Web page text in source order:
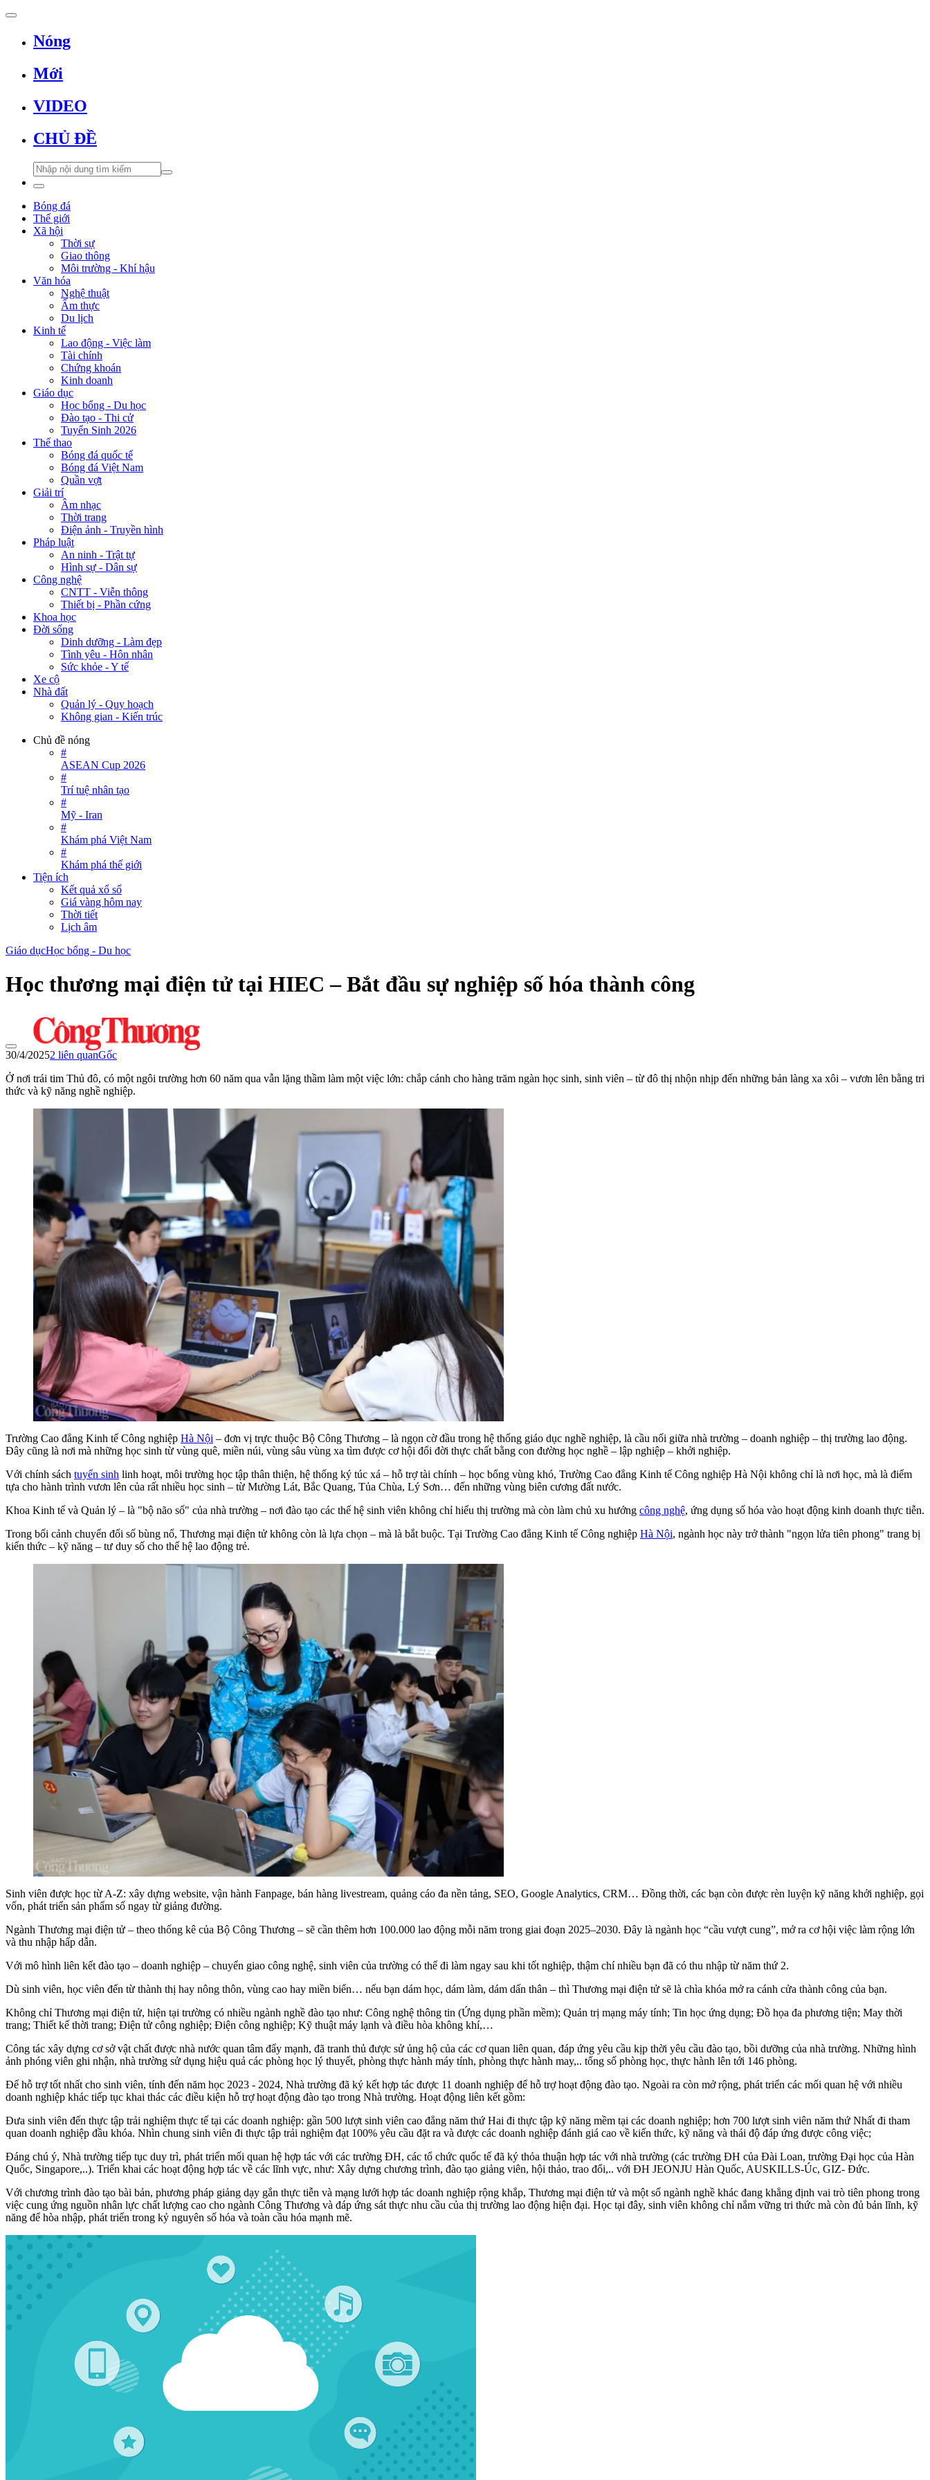
Nóng
Mới
VIDEO
CHỦ ĐỀ
Bóng đá
Thế giới
Xã hội
Thời sự
Giao thông
Môi trường - Khí hậu
Văn hóa
Nghệ thuật
Ẩm thực
Du lịch
Kinh tế
Lao động - Việc làm
Tài chính
Chứng khoán
Kinh doanh
Giáo dục
Học bổng - Du học
Đào tạo - Thi cử
Tuyển Sinh 2026
Thể thao
Bóng đá quốc tế
Bóng đá Việt Nam
Quần vợt
Giải trí
Âm nhạc
Thời trang
Điện ảnh - Truyền hình
Pháp luật
An ninh - Trật tự
Hình sự - Dân sự
Công nghệ
CNTT - Viễn thông
Thiết bị - Phần cứng
Khoa học
Đời sống
Dinh dưỡng - Làm đẹp
Tình yêu - Hôn nhân
Sức khỏe - Y tế
Xe cộ
Nhà đất
Quản lý - Quy hoạch
Không gian - Kiến trúc
Chủ đề nóng
#
ASEAN Cup 2026
#
Trí tuệ nhân tạo
#
Mỹ - Iran
#
Khám phá Việt Nam
#
Khám phá thế giới
Tiện ích
Kết quả xổ số
Giá vàng hôm nay
Thời tiết
Lịch âm
Giáo dụcHọc bổng - Du học
Học thương mại điện tử tại HIEC – Bắt đầu sự nghiệp số hóa thành công
30/4/20252 liên quanGốc
Ở nơi trái tim Thủ đô, có một ngôi trường hơn 60 năm qua vẫn lặng thầm làm một việc lớn: chắp cánh cho hàng trăm ngàn học sinh, sinh viên – từ đô thị nhộn nhịp đến những bản làng xa xôi – vươn lên bằng tri
thức và kỹ năng nghề nghiệp.
Trường Cao đẳng Kinh tế Công nghiệp Hà Nội – đơn vị trực thuộc Bộ Công Thương – là ngọn cờ đầu trong hệ thống giáo dục nghề nghiệp, là cầu nối giữa nhà trường – doanh nghiệp – thị trường lao động.
Đây cũng là nơi mà những học sinh từ vùng quê, miền núi, vùng sâu vùng xa tìm được cơ hội đổi đời thực chất bằng con đường học nghề – lập nghiệp – khởi nghiệp.
Với chính sách tuyển sinh linh hoạt, môi trường học tập thân thiện, hệ thống ký túc xá – hỗ trợ tài chính – học bổng vùng khó, Trường Cao đẳng Kinh tế Công nghiệp Hà Nội không chỉ là nơi học, mà là điểm
tựa cho hành trình vươn lên của rất nhiều học sinh – từ Mường Lát, Bắc Quang, Tủa Chùa, Lý Sơn… đến những vùng biên cương đất nước.
Khoa Kinh tế và Quản lý – là "bộ não số" của nhà trường – nơi đào tạo các thế hệ sinh viên không chỉ hiểu thị trường mà còn làm chủ xu hướng công nghệ, ứng dụng số hóa vào hoạt động kinh doanh thực tiễn.
Trong bối cảnh chuyển đổi số bùng nổ, Thương mại điện tử không còn là lựa chọn – mà là bắt buộc. Tại Trường Cao đẳng Kinh tế Công nghiệp Hà Nội, ngành học này trở thành "ngọn lửa tiên phong" trang bị
kiến thức – kỹ năng – tư duy số cho thế hệ lao động trẻ.
Sinh viên được học từ A-Z: xây dựng website, vận hành Fanpage, bán hàng livestream, quảng cáo đa nền tảng, SEO, Google Analytics, CRM… Đồng thời, các bạn còn được rèn luyện kỹ năng khởi nghiệp, gọi
vốn, phát triển sản phẩm số ngay từ giảng đường.
Ngành Thương mại điện tử – theo thống kê của Bộ Công Thương – sẽ cần thêm hơn 100.000 lao động mỗi năm trong giai đoạn 2025–2030. Đây là ngành học “cầu vượt cung”, mở ra cơ hội việc làm rộng lớn
và thu nhập hấp dẫn.
Với mô hình liên kết đào tạo – doanh nghiệp – chuyển giao công nghệ, sinh viên của trường có thể đi làm ngay sau khi tốt nghiệp, thậm chí nhiều bạn đã có thu nhập từ năm thứ 2.
Dù sinh viên, học viên đến từ thành thị hay nông thôn, vùng cao hay miền biển… nếu bạn dám học, dám làm, dám dấn thân – thì Thương mại điện tử sẽ là chìa khóa mở ra cánh cửa thành công của bạn.
Không chỉ Thương mại điện tử, hiện tại trường có nhiều ngành nghề đào tạo như: Công nghệ thông tin (Ứng dụng phần mềm); Quản trị mạng máy tính; Tin học ứng dụng; Đồ họa đa phương tiện; May thời
trang; Thiết kế thời trang; Điện tử công nghiệp; Điện công nghiệp; Kỹ thuật máy lạnh và điều hòa không khí,…
Công tác xây dựng cơ sở vật chất được nhà nước quan tâm đẩy mạnh, đã tranh thủ được sử ủng hộ của các cơ quan liên quan, đáp ứng yêu cầu kịp thời yêu cầu đào tạo, bồi dưỡng của nhà trường. Những hình
ảnh phóng viên ghi nhận, nhà trường sử dụng hiệu quả các phòng học lý thuyết, phòng thực hành máy tính, phòng thực hành may,.. tổng số phòng học, thực hành lên tới 146 phòng.
Để hỗ trợ tốt nhất cho sinh viên, tính đến năm học 2023 - 2024, Nhà trường đã ký kết hợp tác được 11 doanh nghiệp để hỗ trợ hoạt động đào tạo. Ngoài ra còn mở rộng, phát triển các mối quan hệ với nhiều
doanh nghiệp khác tiếp tục khai thác các điều kiện hỗ trợ hoạt động đào tạo trong Nhà trường. Hoạt động liên kết gồm:
Đưa sinh viên đến thực tập trải nghiệm thực tế tại các doanh nghiệp: gần 500 lượt sinh viên cao đẳng năm thứ Hai đi thực tập kỹ năng mềm tại các doanh nghiệp; hơn 700 lượt sinh viên năm thứ Nhất đi tham
quan doanh nghiệp đầu khóa. Nhìn chung sinh viên đi thực tập trải nghiệm đạt 100% yêu cầu đặt ra và được các doanh nghiệp đánh giá cao về kiến thức, kỹ năng và thái độ đáp ứng được công việc;
Đáng chú ý, Nhà trường tiếp tục duy trì, phát triển mối quan hệ hợp tác với các trường ĐH, các tổ chức quốc tế đã ký thỏa thuận hợp tác với nhà trường (các trường ĐH của Đài Loan, trường Đại học của Hàn
Quốc, Singapore,..). Triển khai các hoạt động hợp tác về các lĩnh vực, như: Xây dựng chương trình, đào tạo giảng viên, hội thảo, trao đổi,.. với ĐH JEONJU Hàn Quốc, AUSKILLS-Úc, GIZ- Đức.
Với chương trình đào tạo bài bản, phương pháp giảng dạy gắn thực tiễn và mạng lưới hợp tác doanh nghiệp rộng khắp, Thương mại điện tử và một số ngành nghề khác đang khẳng định vai trò tiên phong trong
việc cung ứng nguồn nhân lực chất lượng cao cho ngành Công Thương và đáp ứng sát thực nhu cầu của thị trường lao động hiện đại. Học tại đây, sinh viên không chỉ nắm vững tri thức mà còn đủ bản lĩnh, kỹ
năng để hòa nhập, phát triển trong kỷ nguyên số hóa và toàn cầu hóa mạnh mẽ.